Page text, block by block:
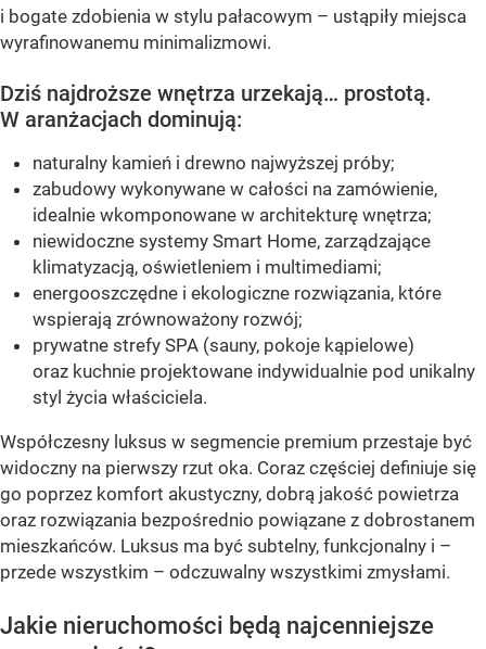
i bogate zdobienia w stylu pałacowym – ustąpiły miejsca
wyrafinowanemu minimalizmowi.
Dziś najdroższe wnętrza urzekają… prostotą.
W aranżacjach dominują:
naturalny kamień i drewno najwyższej próby;
zabudowy wykonywane w całości na zamówienie,
idealnie wkomponowane w architekturę wnętrza;
niewidoczne systemy Smart Home, zarządzające
klimatyzacją, oświetleniem i multimediami;
energooszczędne i ekologiczne rozwiązania, które
wspierają zrównoważony rozwój;
prywatne strefy SPA (sauny, pokoje kąpielowe)
oraz kuchnie projektowane indywidualnie pod unikalny
styl życia właściciela.
Współczesny luksus w segmencie premium przestaje być
widoczny na pierwszy rzut oka. Coraz częściej definiuje się
go poprzez komfort akustyczny, dobrą jakość powietrza
oraz rozwiązania bezpośrednio powiązane z dobrostanem
mieszkańców. Luksus ma być subtelny, funkcjonalny i –
przede wszystkim – odczuwalny wszystkimi zmysłami.
Jakie nieruchomości będą najcenniejsze